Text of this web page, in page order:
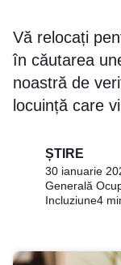
Vă relocați
în căutarea
noastră de
locuință care
ȘTIRE
30 ianuarie
Generală
Incluziune4